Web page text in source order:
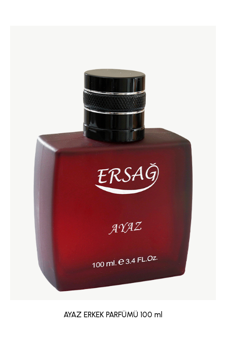
AYAZ ERKEK PARFÜMÜ 100 ml